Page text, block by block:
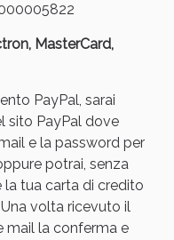
MasterCard,
PayPal, sarai
sito PayPal dove
e la password per
potrai, senza
la tua carta di credito
volta ricevuto il
mail la conferma e